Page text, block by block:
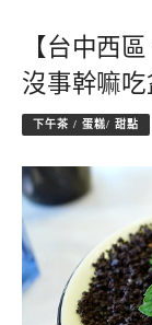
【台中西
沒事幹嘛吃
下午茶 / 蛋糕/ 甜點